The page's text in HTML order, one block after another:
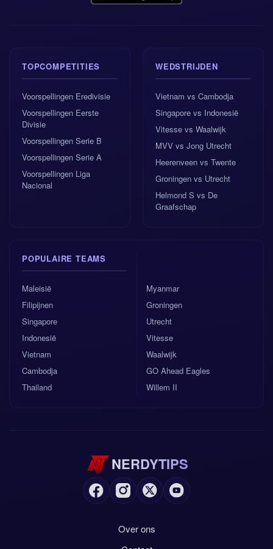
TOPCOMPETITIES
Voorspellingen Eredivisie
Voorspellingen Eerste
Divisie
Voorspellingen Serie B
Voorspellingen Serie A
Voorspellingen Liga
Nacional
WEDSTRIJDEN
Vietnam vs Cambodja
Singapore vs Indonesië
Vitesse vs Waalwijk
MVV vs Jong Utrecht
Heerenveen vs Twente
Groningen vs Utrecht
Helmond S vs De
Graafschap
POPULAIRE TEAMS
Maleisië
Filipijnen
Singapore
Indonesië
Vietnam
Cambodja
Thailand
Myanmar
Groningen
Utrecht
Vitesse
Waalwijk
GO Ahead Eagles
Willem II
NERDYTIPS
Over ons